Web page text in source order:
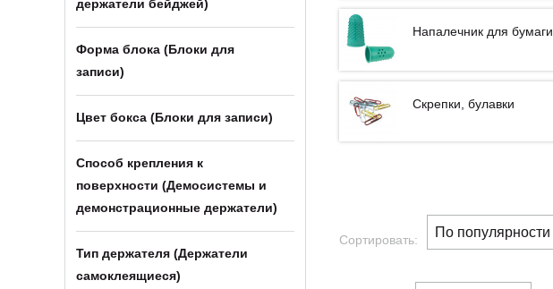
держатели бейджей)
Форма блока (Блоки для
записи)
Цвет бокса (Блоки для записи)
Способ крепления к
поверхности (Демосистемы и
демонстрационные держатели)
Тип держателя (Держатели
самоклеящиеся)
Напалечник для бумаги
Скрепки, булавки
Сортировать: